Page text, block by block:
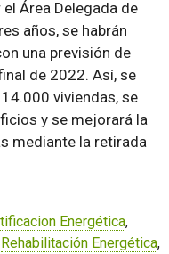
Área Delegada de
años, se habrán
una previsión de
de 2022. Así, se
viviendas, se
y se mejorará la
mediante la retirada
Energética,
Rehabilitación Energética,